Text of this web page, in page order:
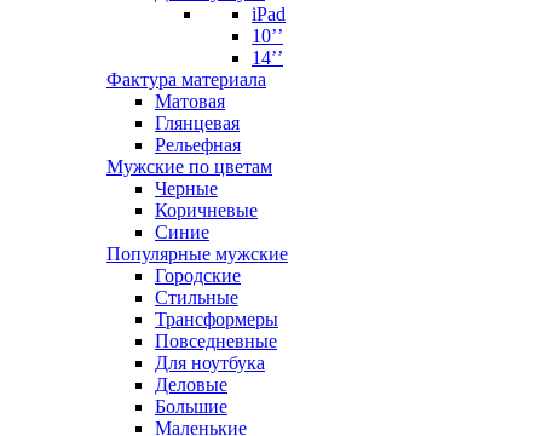
iPad
10’’
14’’
Фактура материала
Матовая
Глянцевая
Рельефная
Мужские по цветам
Черные
Коричневые
Синие
Популярные мужские
Городские
Стильные
Трансформеры
Повседневные
Для ноутбука
Деловые
Большие
Маленькие